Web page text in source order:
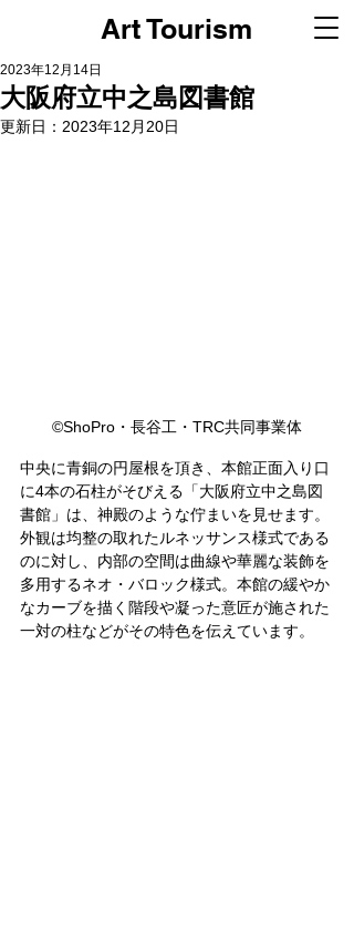
Art Tourism
大阪府立中之島図書館
2023年12月14日
更新日： 2023年12月20日
©ShoPro・長谷工・TRC共同事業体
中央に青銅の円屋根を頂き、本館正面入り口
に4本の石柱がそびえる「大阪府立中之島図
書館」は、神殿のような佇まいを見せます。
外観は均整の取れたルネッサンス様式である
のに対し、内部の空間は曲線や華麗な装飾を
多用するネオ・バロック様式。本館の緩やか
なカーブを描く階段や凝った意匠が施された
一対の柱などがその特色を伝えています。